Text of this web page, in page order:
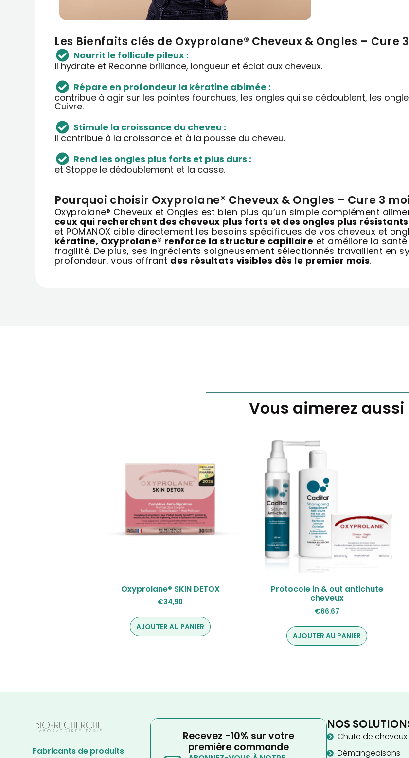
Les Bienfaits clés de Oxyprolane® Cheveux & Ongles – Cure
Nourrit le follicule pileux :
il hydrate et Redonne brillance, longueur et éclat aux cheveux.
Répare en profondeur la kératine abimée :
contribue à agir sur les pointes fourchues, les ongles qui se dédoublent, les
Cuivre.
Stimule la croissance du cheveu :
il contribue à la croissance et à la pousse du cheveu.
Rend les ongles plus forts et plus durs :
et Stoppe le dédoublement et la casse.
Pourquoi choisir Oxyprolane® Cheveux & Ongles – Cure 3
Oxyprolane® Cheveux et Ongles est bien plus qu’un simple complément
ceux qui recherchent des cheveux plus forts et des ongles plus résistants
et POMANOX cible directement les besoins spécifiques de vos cheveux et
kératine, Oxyprolane® renforce la structure capillaire et améliore la
fragilité. De plus, ses ingrédients soigneusement sélectionnés travaillent en
profondeur, vous offrant des résultats visibles dès le premier mois.
Vous aimerez aussi
Oxyprolane® SKIN DETOX
€34,90
AJOUTER AU PANIER
Protocole in & out antichute
cheveux
€66,67
AJOUTER AU PANIER
Fabricants de produits
Recevez -10% sur votre
première commande
NOS
Chute de cheveux
Démangeaisons